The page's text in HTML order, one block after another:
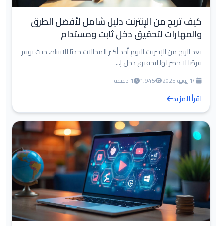
كيف تربح من الإنترنت دليل شامل لأفضل الطرق
والمهارات لتحقيق دخل ثابت ومستدام
يعد الربح من الإنترنت اليوم أحد أكثر المجالات جذبًا للانتباه، حيث يوفر
فرصًا لا حصر لها لتحقيق دخل إ...
14 يونيو 2025 1,945 1 دقيقة
اقرأ المزيد